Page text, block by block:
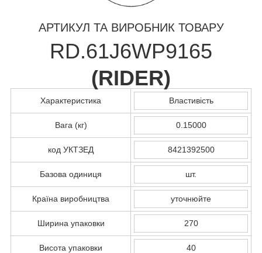
АРТИКУЛ ТА ВИРОБНИК ТОВАРУ
RD.61J6WP9165
(RIDER)
Характеристика Властивість
Вага (кг) 0.15000
код УКТЗЕД 8421392500
Базова одиниця шт.
Країна виробництва уточнюйте
Ширина упаковки 270
Висота упаковки 40